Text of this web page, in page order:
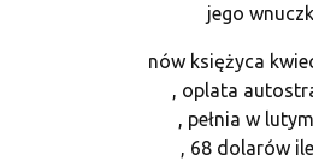
jego
nów księżyca
, oplata
, pełnia w
, 68 dolarów